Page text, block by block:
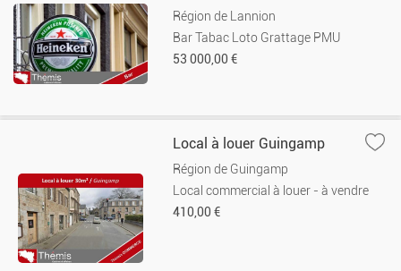
Région de Lannion
Bar Tabac Loto Grattage PMU
53 000,00 €
Local à louer Guingamp
Région de Guingamp
Local commercial à louer - à vendre
410,00 €